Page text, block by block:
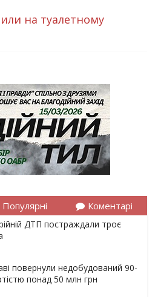
на туалетному
Популярні Коментарі
ДТП постраждали троє
повернули недобудований 90-
понад 50 млн грн